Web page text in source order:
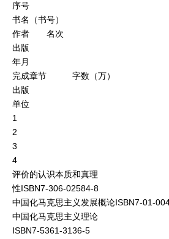
序号
书名（书号）
作者 名次
出版
年月
完成章节 字数（万）
出版
单位
1
2
3
4
评价的认识本质和真理
性ISBN7-306-02584-8
中国化马克思主义发展概论ISBN7-01-
中国化马克思主义理论
ISBN7-5361-3136-5